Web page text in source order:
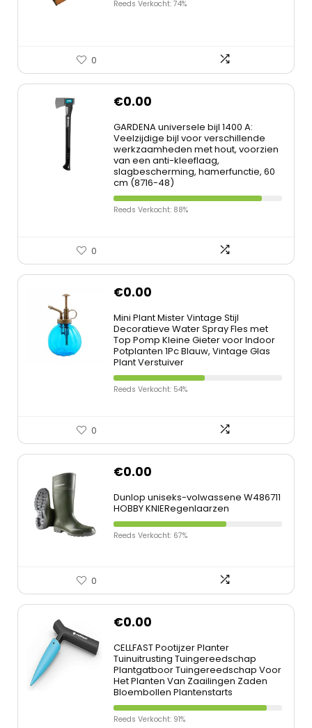
Reeds Verkocht: 74%
0
€0.00
GARDENA universele bijl 1400 A:
Veelzijdige bijl voor verschillende
werkzaamheden met hout, voorzien
van een anti-kleeflaag,
slagbescherming, hamerfunctie, 60
cm (8716-48)
Reeds Verkocht: 88%
0
€0.00
Mini Plant Mister Vintage Stijl
Decoratieve Water Spray Fles met
Top Pomp Kleine Gieter voor Indoor
Potplanten 1Pc Blauw, Vintage Glas
Plant Verstuiver
Reeds Verkocht: 54%
0
€0.00
Dunlop uniseks-volwassene W486711
HOBBY KNIERegenlaarzen
Reeds Verkocht: 67%
0
€0.00
CELLFAST Pootijzer Planter
Tuinuitrusting Tuingereedschap
Plantgatboor Tuingereedschap Voor
Het Planten Van Zaailingen Zaden
Bloembollen Plantenstarts
Reeds Verkocht: 91%